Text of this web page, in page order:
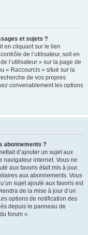
et sujets ?
en cliquant sur le lien
de l’utilisateur, soit en
l’utilisateur » sur la page de
« Raccourcis » situé sur la
de vos propres
convenablement les options
abonnements ?
d’ajouter un sujet aux
navigateur internet. Vous ne
aux favoris était mis à jour.
aux abonnements. Vous
sujet ajouté aux favoris est
de la mise à jour d’un
options de notification des
depuis le panneau de
forum ».